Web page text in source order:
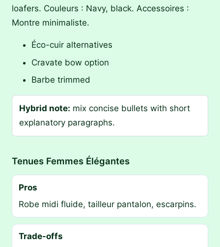
loafers. Couleurs : Navy, black. Accessoires :
Montre minimaliste.
Éco-cuir alternatives
Cravate bow option
Barbe trimmed
Hybrid note: mix concise bullets with short
explanatory paragraphs.
Tenues Femmes Élégantes
Pros
Robe midi fluide, tailleur pantalon, escarpins.
Trade-offs